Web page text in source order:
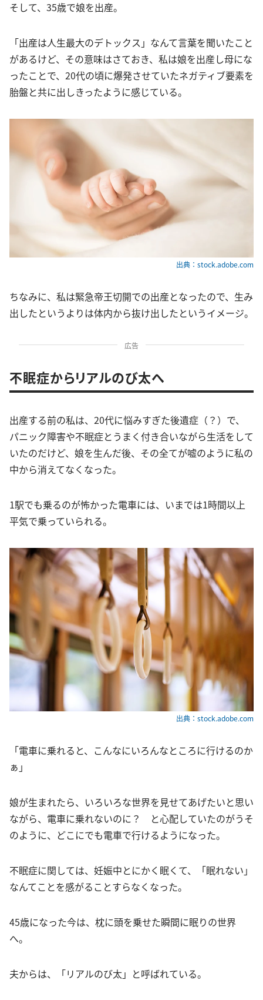
そして、35歳で娘を出産。
「出産は人生最大のデトックス」なんて言葉を聞いたこと
があるけど、その意味はさておき、私は娘を出産し母にな
ったことで、20代の頃に爆発させていたネガティブ要素を
胎盤と共に出しきったように感じている。
出典：stock.adobe.com
ちなみに、私は緊急帝王切開での出産となったので、生み
出したというよりは体内から抜け出したというイメージ。
広告
不眠症からリアルのび太へ
出産する前の私は、20代に悩みすぎた後遺症（？）で、
パニック障害や不眠症とうまく付き合いながら生活をして
いたのだけど、娘を生んだ後、その全てが嘘のように私の
中から消えてなくなった。
1駅でも乗るのが怖かった電車には、いまでは1時間以上
平気で乗っていられる。
出典：stock.adobe.com
「電車に乗れると、こんなにいろんなところに行けるのか
ぁ」
娘が生まれたら、いろいろな世界を見せてあげたいと思い
ながら、電車に乗れないのに？ と心配していたのがうそ
のように、どこにでも電車で行けるようになった。
不眠症に関しては、妊娠中とにかく眠くて、「眠れない」
なんてことを感がることすらなくなった。
45歳になった今は、枕に頭を乗せた瞬間に眠りの世界
へ。
夫からは、「リアルのび太」と呼ばれている。